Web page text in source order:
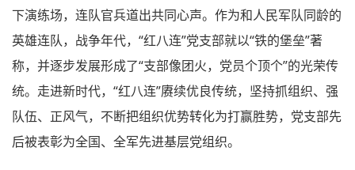
下演练场，连队官兵道出共同心声。作为和人民军队同龄的
英雄连队，战争年代，“红八连”党支部就以“铁的堡垒”著
称，并逐步发展形成了“支部像团火，党员个顶个”的光荣传
统。走进新时代，“红八连”赓续优良传统，坚持抓组织、强
队伍、正风气，不断把组织优势转化为打赢胜势，党支部先
后被表彰为全国、全军先进基层党组织。